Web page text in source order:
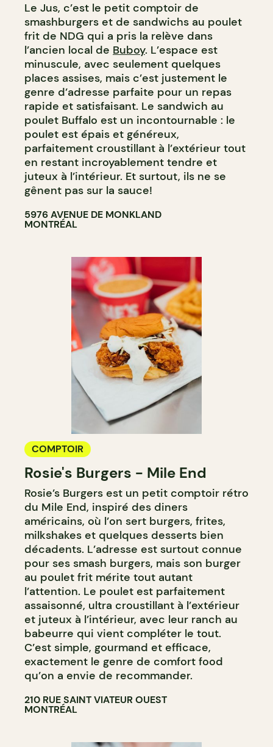
Le Jus, c’est le petit comptoir de
smashburgers et de sandwichs au poulet
frit de NDG qui a pris la relève dans
l’ancien local de Buboy. L’espace est
minuscule, avec seulement quelques
places assises, mais c’est justement le
genre d’adresse parfaite pour un repas
rapide et satisfaisant. Le sandwich au
poulet Buffalo est un incontournable : le
poulet est épais et généreux,
parfaitement croustillant à l’extérieur tout
en restant incroyablement tendre et
juteux à l’intérieur. Et surtout, ils ne se
gênent pas sur la sauce!
5976 AVENUE DE MONKLAND
MONTRÉAL
COMPTOIR
Rosie's Burgers - Mile End
Rosie’s Burgers est un petit comptoir rétro
du Mile End, inspiré des diners
américains, où l’on sert burgers, frites,
milkshakes et quelques desserts bien
décadents. L’adresse est surtout connue
pour ses smash burgers, mais son burger
au poulet frit mérite tout autant
l’attention. Le poulet est parfaitement
assaisonné, ultra croustillant à l’extérieur
et juteux à l’intérieur, avec leur ranch au
babeurre qui vient compléter le tout.
C’est simple, gourmand et efficace,
exactement le genre de comfort food
qu’on a envie de recommander.
210 RUE SAINT VIATEUR OUEST
MONTRÉAL